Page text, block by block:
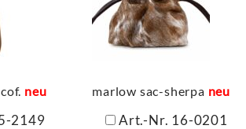
neu
2149
marlow sac-sherpa neu
Art.-Nr. 16-0201